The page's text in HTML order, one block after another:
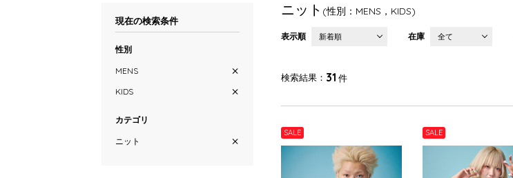
ニット (性別：MENS，KIDS)
表示順 新着順 在庫 全て
検索結果 31 件
SALE SALE
現在の検索条件
性別
MENS
KIDS
カテゴリ
ニット